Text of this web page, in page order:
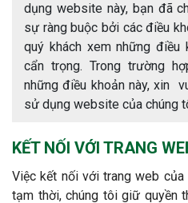
dụng website này, bạn đã
sự ràng buộc bởi các điều
quý khách xem những
cẩn trọng. Trong trường
những điều khoản này, xin
sử dụng website của chúng
KẾT NỐI VỚI TRANG
Việc kết nối với trang web
tạm thời, chúng tôi giữ quyền